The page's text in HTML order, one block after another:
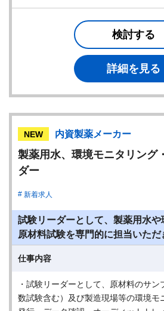
検討する
詳細を見る
NEW 内資製薬メーカー
製薬用水、環境モニタリング
ダー
新着求人
試験リーダーとして、製薬用水や
原材料試験を専門的に担当いただ
仕事内容
・試験リーダーとして、原材料のサ
数試験含む）及び製造現場等の環境モ